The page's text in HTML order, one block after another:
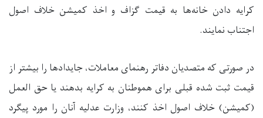
کرایه دادن خانه‌ها به قیمت گزاف و اخذ کمیشن خلاف اصول
اجتناب نمایند.
در صورتی که متصدیان دفاتر رهنمای معاملات، جایدادها را بیشتر از
قیمت ثبت شده قبلی برای هموطنان به کرایه بدهند یا حق العمل
(کمیشن) خلاف اصول اخذ کنند، وزارت عدلیه آنان را مورد پیگرد